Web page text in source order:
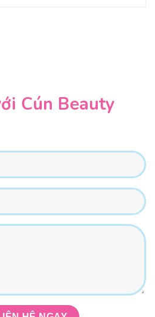
Cún Beauty